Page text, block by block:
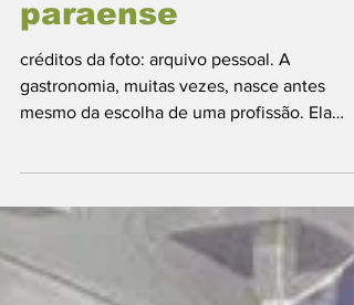
gastronomia
paraense
créditos da foto: arquivo pessoal. A
nos aromas, nos ensinamentos passados de
geração em geração. Para a empreendedora
e Personal Chef Lorena Santos, essa história
começou ainda na infância, acompanhando